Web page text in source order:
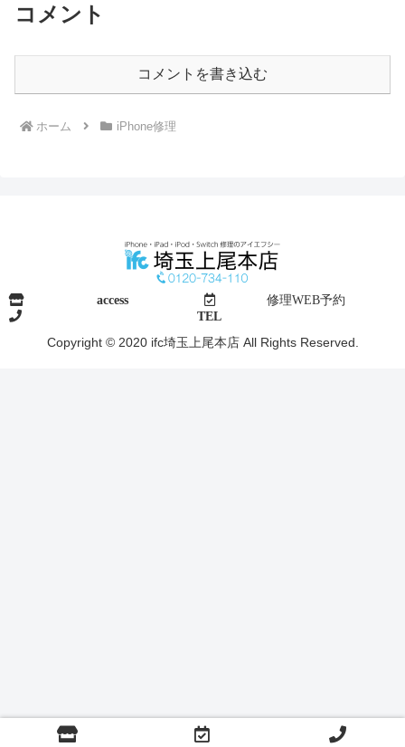
コメント
コメントを書き込む
ホーム iPhone修理
access
修理WEB予約
TEL
Copyright © 2020 ifc埼玉上尾本店 All Rights Reserved.